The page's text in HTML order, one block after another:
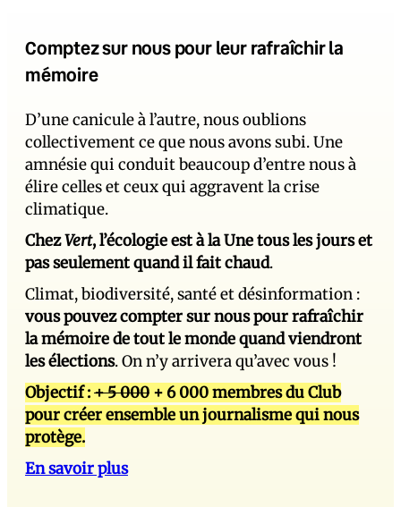
Comptez sur nous pour leur rafraîchir la
mémoire
D’une canicule à l’autre, nous oublions
collectivement ce que nous avons subi. Une
amnésie qui conduit beaucoup d’entre nous à
élire celles et ceux qui aggravent la crise
climatique.
ChezVert, l’écologie est à la Une tous les jours et
pas seulement quand il fait chaud.
Climat, biodiversité, santé et désinformation :
vous pouvez compter sur nous pour rafraîchir
la mémoire de tout le monde quand viendront
les élections. On n’y arrivera qu’avec vous !
Objectif :+ 5 000 + 6 000 membres du Club
pour créer ensemble un journalisme qui nous
protège.
En savoir plus